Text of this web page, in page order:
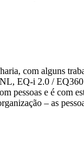
com alguns
EQ-i 2.0 /
pessoas e é com
– as